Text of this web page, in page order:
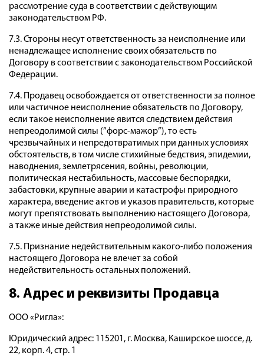
рассмотрение суда в соответствии с действующим
законодательством РФ.
7.3. Стороны несут ответственность за неисполнение или
ненадлежащее исполнение своих обязательств по
Договору в соответствии с законодательством Российской
Федерации.
7.4. Продавец освобождается от ответственности за полное
или частичное неисполнение обязательств по Договору,
если такое неисполнение явится следствием действия
непреодолимой силы (”форс-мажор”), то есть
чрезвычайных и непредотвратимых при данных условиях
обстоятельств, в том числе стихийные бедствия, эпидемии,
наводнения, землетрясения, войны, революции,
политическая нестабильность, массовые беспорядки,
забастовки, крупные аварии и катастрофы природного
характера, введение актов и указов правительств, которые
могут препятствовать выполнению настоящего Договора,
а также иные действия непреодолимой силы.
7.5. Признание недействительным какого-либо положения
настоящего Договора не влечет за собой
недействительность остальных положений.
8. Адрес и реквизиты Продавца
ООО «Ригла»:
Юридический адрес: 115201, г. Москва, Каширское шоссе, д.
22, корп. 4, стр. 1